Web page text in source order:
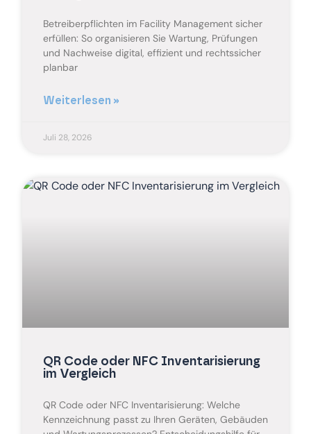
Betreiberpflichten im Facility Management sicher
erfüllen: So organisieren Sie Wartung, Prüfungen
und Nachweise digital, effizient und rechtssicher
planbar
Weiterlesen »
Juli 28, 2026
QR Code oder NFC Inventarisierung
im Vergleich
QR Code oder NFC Inventarisierung: Welche
Kennzeichnung passt zu Ihren Geräten, Gebäuden